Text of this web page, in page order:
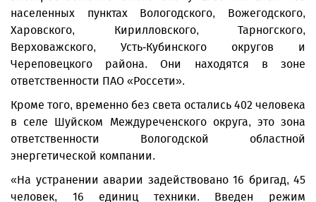
населенных пунктах Вологодского, Вожегодского,
Харовского, Кирилловского, Тарногского,
Верховажского, Усть-Кубинского округов и
Череповецкого района. Они находятся в зоне
ответственности ПАО «Россети».
Кроме того, временно без света остались 402 человека
в селе Шуйском Междуреченского округа, это зона
ответственности Вологодской областной
энергетической компании.
«На устранении аварии задействовано 16 бригад, 45
человек, 16 единиц техники. Введен режим